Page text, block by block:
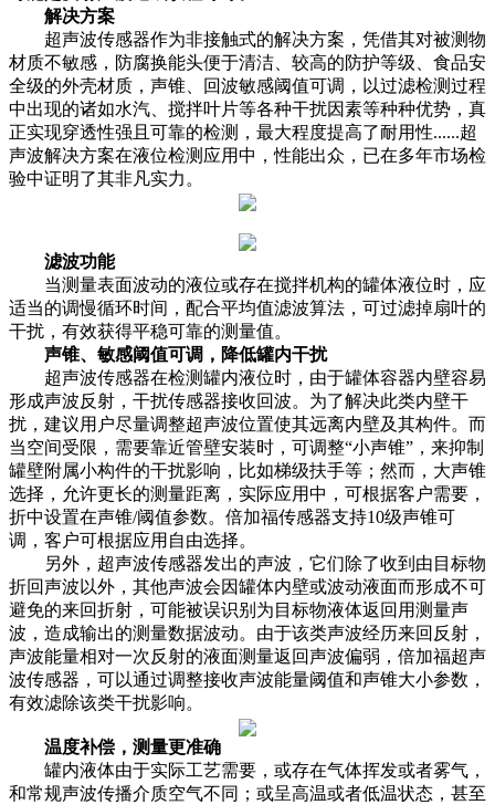
解决方案
超声波传感器作为非接触式的解决方案，凭借其对被测物
材质不敏感，防腐换能头便于清洁、较高的防护等级、食品安
全级的外壳材质，声锥、回波敏感阈值可调，以过滤检测过程
中出现的诸如水汽、搅拌叶片等各种干扰因素等种种优势，真
正实现穿透性强且可靠的检测，最大程度提高了耐用性......超
声波解决方案在液位检测应用中，性能出众，已在多年市场检
验中证明了其非凡实力。
滤波功能
当测量表面波动的液位或存在搅拌机构的罐体液位时，应
适当的调慢循环时间，配合平均值滤波算法，可过滤掉扇叶的
干扰，有效获得平稳可靠的测量值。
声锥、敏感阈值可调，降低罐内干扰
超声波传感器在检测罐内液位时，由于罐体容器内壁容易
形成声波反射，干扰传感器接收回波。为了解决此类内壁干
扰，建议用户尽量调整超声波位置使其远离内壁及其构件。而
当空间受限，需要靠近管壁安装时，可调整“小声锥”，来抑制
罐壁附属小构件的干扰影响，比如梯级扶手等；然而，大声锥
选择，允许更长的测量距离，实际应用中，可根据客户需要，
折中设置在声锥/阈值参数。倍加福传感器支持10级声锥可
调，客户可根据应用自由选择。
另外，超声波传感器发出的声波，它们除了收到由目标物
折回声波以外，其他声波会因罐体内壁或波动液面而形成不可
避免的来回折射，可能被误识别为目标物液体返回用测量声
波，造成输出的测量数据波动。由于该类声波经历来回反射，
声波能量相对一次反射的液面测量返回声波偏弱，倍加福超声
波传感器，可以通过调整接收声波能量阈值和声锥大小参数，
有效滤除该类干扰影响。
温度补偿，测量更准确
罐内液体由于实际工艺需要，或存在气体挥发或者雾气，
和常规声波传播介质空气不同；或呈高温或者低温状态，甚至